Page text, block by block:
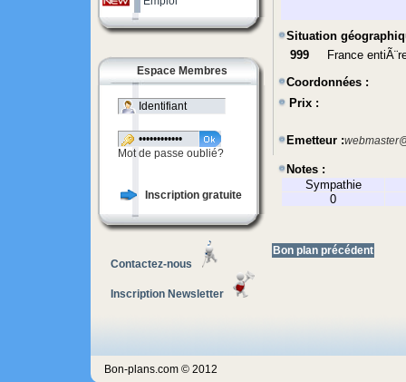
Espace Membres
Mot de passe oublié?
Inscription gratuite
Contactez-nous
Inscription Newsletter
Situation
999
France
Coordonnées :
Prix :
Emetteur :
Notes :
Sympathie
0
Bon plan précédent
Bon-plans.com © 2012